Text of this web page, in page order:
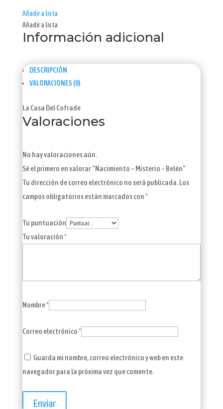
Añadir a lista
Añadir a lista
Información adicional
DESCRIPCIÓN
VALORACIONES (0)
La Casa Del Cofrade
Valoraciones
No hay valoraciones aún.
Sé el primero en valorar “Nacimiento – Misterio – Belén”
Tu dirección de correo electrónico no será publicada. Los
campos obligatorios están marcados con*
Tu puntuación
Tu valoración*
Nombre*
Correo electrónico*
Guarda mi nombre, correo electrónico y web en este
navegador para la próxima vez que comente.